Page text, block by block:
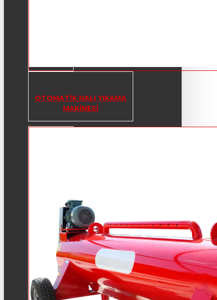
OTOMATIK HALI YIKAMA
MAKINESI